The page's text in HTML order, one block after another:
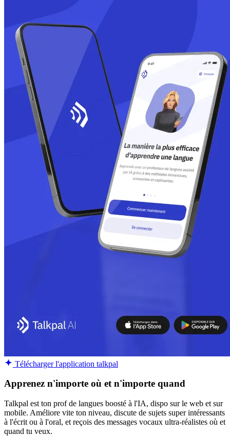
Télécharger l'application talkpal
Apprenez n'importe où et n'importe quand
Talkpal est ton prof de langues boosté à l'IA, dispo sur le web et sur
mobile. Améliore vite ton niveau, discute de sujets super intéressants
à l'écrit ou à l'oral, et reçois des messages vocaux ultra-réalistes où et
quand tu veux.